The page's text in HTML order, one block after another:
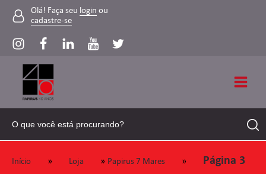
Olá! Faça seu login ou
cadastre-se
Início » Loja » Papirus 7 Mares » Página 3